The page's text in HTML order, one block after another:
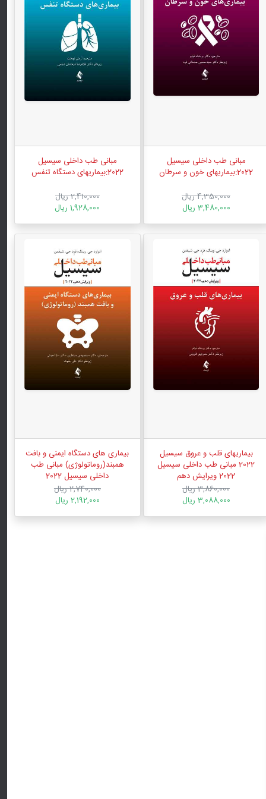
مبانی طب داخلی سیسیل
2022:بیماریهای خون و سرطان
4,350,000 ریال
3,480,000 ریال
مبانی طب داخلی سیسیل
2022:بیماریهای دستگاه تنفس
2,410,000 ریال
1,928,000 ریال
بیماریهای قلب و عروق سیسیل
2022 مبانی طب داخلی سیسیل
2022 ویرایش دهم
3,860,000 ریال
3,088,000 ریال
بیماری های دستگاه ایمنی و بافت
همبند(روماتولوژی) مبانی طب
داخلی سیسیل 2022
2,740,000 ریال
2,192,000 ریال